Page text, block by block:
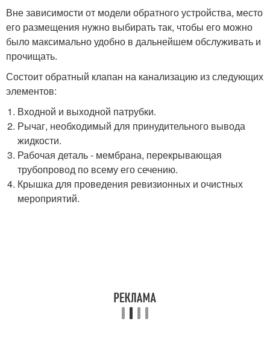
Вне зависимости от модели обратного устройства, место
его размещения нужно выбирать так, чтобы его можно
было максимально удобно в дальнейшем обслуживать и
прочищать.
Состоит обратный клапан на канализацию из следующих
элементов:
Входной и выходной патрубки.
Рычаг, необходимый для принудительного вывода
жидкости.
Рабочая деталь - мембрана, перекрывающая
трубопровод по всему его сечению.
Крышка для проведения ревизионных и очистных
мероприятий.